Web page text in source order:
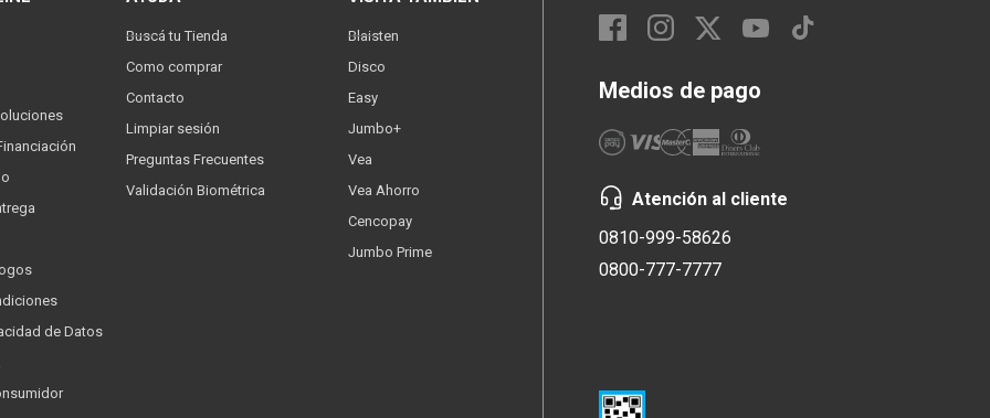
de Datos
Buscá tu Tienda
Como comprar
Contacto
Limpiar sesión
Preguntas Frecuentes
Validación Biométrica
Blaisten
Disco
Easy
Jumbo+
Vea
Vea Ahorro
Cencopay
Jumbo Prime
Medios de pago
Atención al cliente
0810-999-58626
0800-777-7777